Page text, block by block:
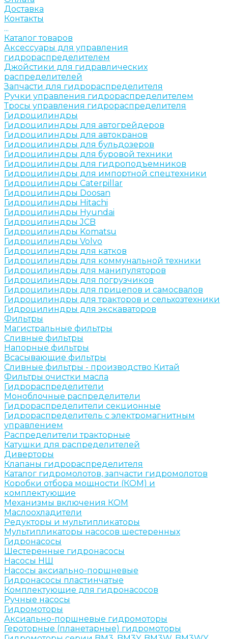
Доставка
Контакты
...
Каталог товаров
Аксессуары для управления
гидрораспределителем
Джойстики для гидравлических
распределителей
Запчасти для гидрораспределителя
Ручки управления гидрораспределителем
Тросы управления гидрораспределителя
Гидроцилиндры
Гидроцилиндры для автогрейдеров
Гидроцилиндры для автокранов
Гидроцилиндры для бульдозеров
Гидроцилиндры для буровой техники
Гидроцилиндры для гидроподъемников
Гидроцилиндры для импортной спецтехники
Гидроцилиндры Caterpillar
Гидроцилиндры Doosan
Гидроцилиндры Hitachi
Гидроцилиндры Hyundai
Гидроцилиндры JCB
Гидроцилиндры Komatsu
Гидроцилиндры Volvo
Гидроцилиндры для катков
Гидроцилиндры для коммунальной техники
Гидроцилиндры для манипуляторов
Гидроцилиндры для погрузчиков
Гидроцилиндры для прицепов и самосвалов
Гидроцилиндры для тракторов и сельхозтехники
Гидроцилиндры для экскаваторов
Фильтры
Магистральные фильтры
Сливные фильтры
Напорные фильтры
Всасывающие фильтры
Сливные фильтры - производство Китай
Фильтры очистки масла
Гидрораспределители
Моноблочные распределители
Гидрораспределители секционные
Гидрораспределитель с электромагнитным
управлением
Распределители тракторные
Катушки для распределителей
Диверторы
Клапаны гидрораспределителя
Каталог гидромолотов, запчасти гидромолотов
Коробки отбора мощности (КОМ) и
комплектующие
Механизмы включения КОМ
Маслоохладители
Редукторы и мультипликаторы
Мультипликаторы насосов шестеренных
Гидронасосы
Шестеренные гидронасосы
Насосы НШ
Насосы аксиально-поршневые
Гидронасосы пластинчатые
Комплектующие для гидронасосов
Ручные насосы
Гидромоторы
Аксиально-поршневые гидромоторы
Героторные (планетарные) гидромоторы